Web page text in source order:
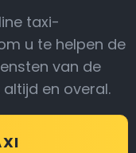
taxi-
u te helpen de
van de
en overal.